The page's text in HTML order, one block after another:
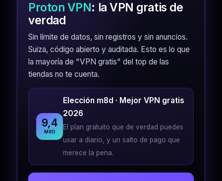
Proton VPN: la VPN gratis de
verdad
Sin límite de datos, sin registros y sin anuncios.
Suiza, código abierto y auditada. Esto es lo que
la mayoría de "VPN gratis" del top de las
tiendas no te cuenta.
9,4
M8D
Elección m8d · Mejor VPN gratis
2026
El plan gratuito que de verdad puedes
usar a diario, y un salto de pago que
merece la pena.